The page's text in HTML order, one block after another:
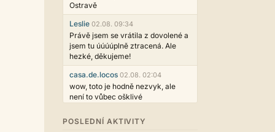
Ostravě
Leslie 02.08. 09:34
Právě jsem se vrátila z dovolené a
jsem tu úúúúplně ztracená. Ale
hezké, děkujeme!
casa.de.locos 02.08. 02:04
wow, toto je hodně nezvyk, ale
není to vůbec ošklivé
Jarda468
Už i počet přečtení jde vidět,
POSLEDNÍ AKTIVITY